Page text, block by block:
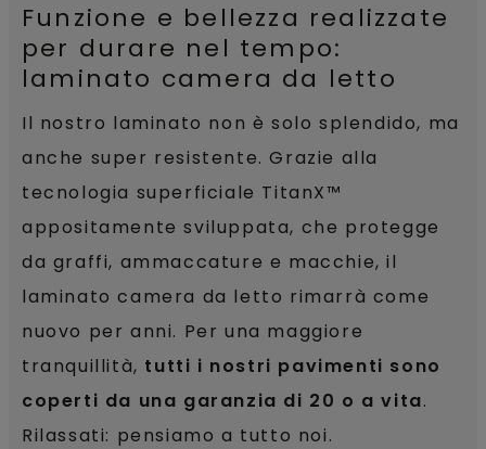
Funzione e bellezza realizzate
per durare nel tempo:
laminato camera da letto
Il nostro laminato non è solo splendido, ma
anche super resistente. Grazie alla
tecnologia superficiale TitanX™
appositamente sviluppata, che protegge
da graffi, ammaccature e macchie, il
laminato camera da letto rimarrà come
nuovo per anni. Per una maggiore
tranquillità, tutti i nostri pavimenti sono
coperti da una garanzia di 20 o a vita.
Rilassati: pensiamo a tutto noi.